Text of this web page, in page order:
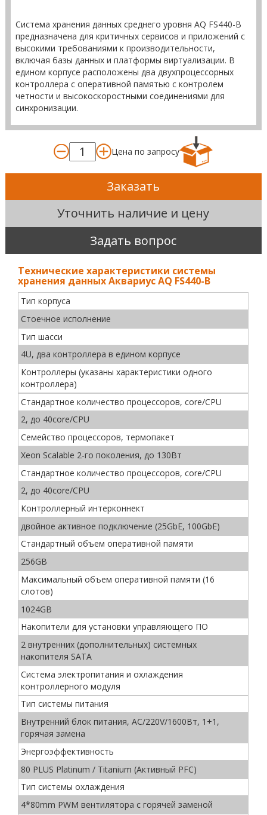
Система хранения данных среднего уровня AQ FS440-В
предназначена для критичных сервисов и приложений с
высокими требованиями к производительности,
включая базы данных и платформы виртуализации. В
едином корпусе расположены два двухпроцессорных
контроллера с оперативной памятью с контролем
четности и высокоскоростными соединениями для
синхронизации.
Цена по запросу
Заказать
Уточнить наличие и цену
Задать вопрос
Технические характеристики системы
хранения данных Аквариус AQ FS440-B
Тип корпуса
Стоечное исполнение
Тип шасси
4U, два контроллера в едином корпусе
Контроллеры (указаны характеристики одного
контроллера)
Стандартное количество процессоров, core/CPU
2, до 40core/CPU
Семейство процессоров, термопакет
Xeon Scalable 2-го поколения, до 130Вт
Стандартное количество процессоров, core/CPU
2, до 40core/CPU
Контроллерный интерконнект
двойное активное подключение (25GbE, 100GbE)
Стандартный объем оперативной памяти
256GB
Максимальный объем оперативной памяти (16
слотов)
1024GB
Накопители для установки управляющего ПО
2 внутренних (дополнительных) системных
накопителя SATA
Система электропитания и охлаждения
контроллерного модуля
Тип системы питания
Внутренний блок питания, AC/220V/1600Вт, 1+1,
горячая замена
Энергоэффективность
80 PLUS Platinum / Titanium (Активный PFC)
Тип системы охлаждения
4*80mm PWM вентилятора с горячей заменой